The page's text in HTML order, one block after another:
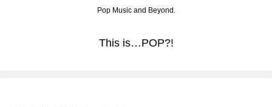
Pop Music and Beyond.
This is…POP?!